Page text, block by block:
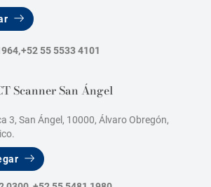
+52 55 5533 4101
Scanner San Ángel
3, San Ángel, 10000, Álvaro Obregón,